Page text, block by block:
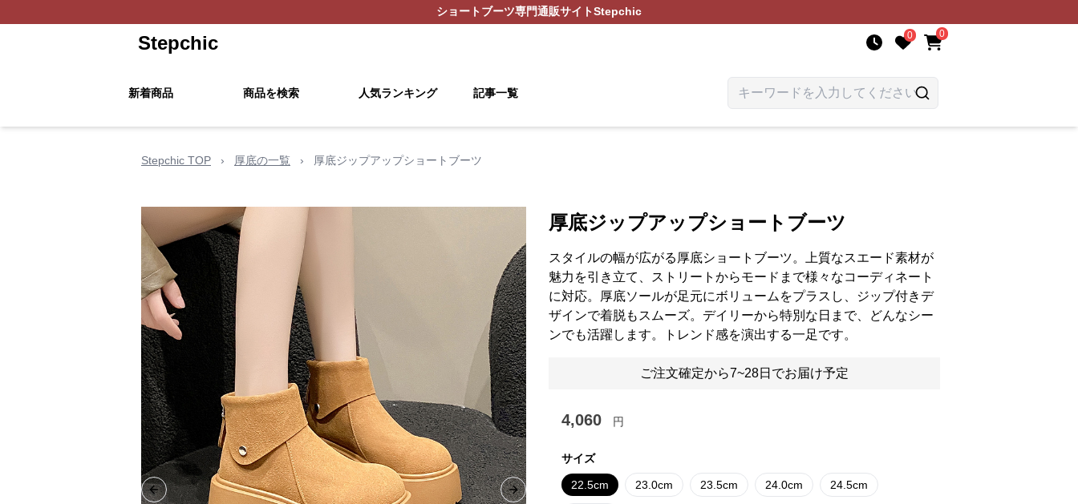
ショートブーツ専門通販サイトStepchic
Stepchic 0 0
新着商品 商品を検索 人気ランキング 記事一覧
Stepchic TOP › 厚底の一覧 › 厚底ジップアップショートブーツ
Previous slide Next slide
厚底ジップアップショートブーツ
スタイルの幅が広がる厚底ショートブーツ。上質なスエード素材が
魅力を引き立て、ストリートからモードまで様々なコーディネート
に対応。厚底ソールが足元にボリュームをプラスし、ジップ付きデ
ザインで着脱もスムーズ。デイリーから特別な日まで、どんなシー
ンでも活躍します。トレンド感を演出する一足です。
ご注文確定から7~28日でお届け予定
4,060 円
サイズ
22.5cm 23.0cm 23.5cm 24.0cm 24.5cm